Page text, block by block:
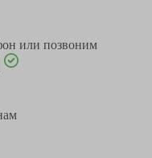
или позвоним